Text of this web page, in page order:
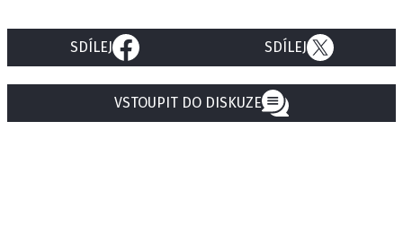
SDÍLEJ SDÍLEJ
VSTOUPIT DO DISKUZE